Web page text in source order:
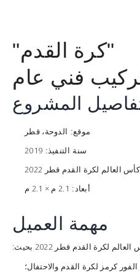
"كرة القدم"
فني عام
المشروع
موقع: الدوحة، قطر
سنة التنفيذ: 2019
كأس العالم لكرة القدم قطر 2022
أبعاد: 2.1 م × 2.1 م
مهمة العميل
لكرة القدم قطر 2022 بحيث:
كرمز لكرة القدم والاحتفال؛